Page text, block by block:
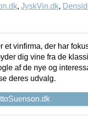
, JyskVin.dk,
et vinfirma, der har
dig vine fra de
af de nye og
deres udvalg.